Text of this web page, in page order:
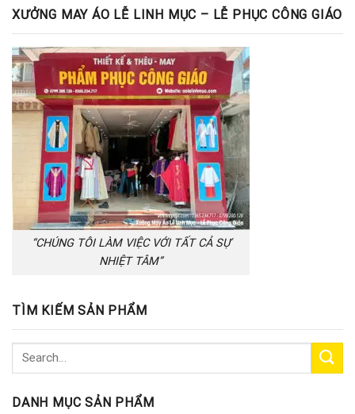
XƯỞNG MAY ÁO LỄ LINH MỤC – LỄ PHỤC CÔNG GIÁO
“CHÚNG TÔI LÀM VIỆC VỚI TẤT CẢ SỰ
NHIỆT TÂM”
TÌM KIẾM SẢN PHẨM
DANH MỤC SẢN PHẨM